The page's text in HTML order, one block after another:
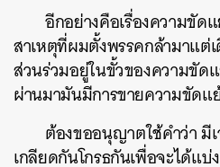
อีกอย่างคือเรื่องความขัด
สาเหตุที่ผมตั้งพรรคกล้ามาแต่
ส่วนร่วมอยู่ในขั้วของความขัด
ผ่านมามันมีการขายความขัดแ
ต้องขออนุญาตใช้คำว่า มี
เกลียดกันโกรธกันเพื่อจะได้แ